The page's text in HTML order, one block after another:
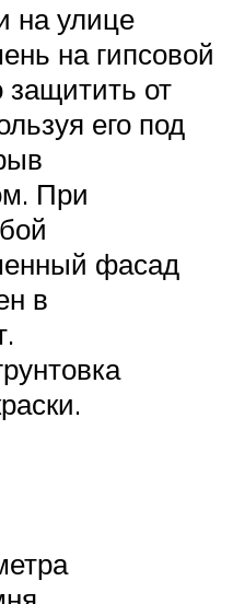
на улице
на гипсовой
защитить от
его под
При
фасад
в